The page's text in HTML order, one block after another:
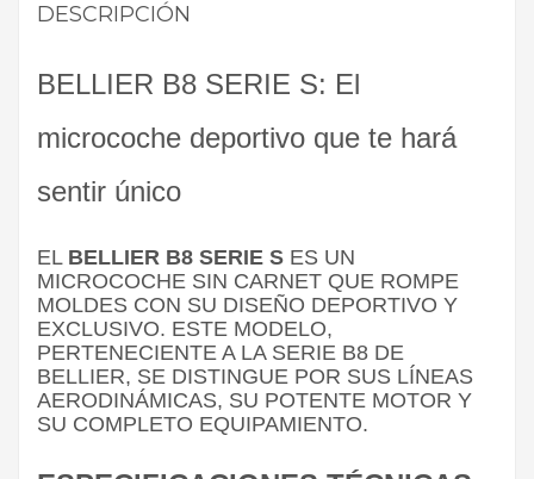
DESCRIPCIÓN
BELLIER B8 SERIE S: El
microcoche deportivo que te hará
sentir único
EL BELLIER B8 SERIE S ES UN
MICROCOCHE SIN CARNET QUE ROMPE
MOLDES CON SU DISEÑO DEPORTIVO Y
EXCLUSIVO. ESTE MODELO,
PERTENECIENTE A LA SERIE B8 DE
BELLIER, SE DISTINGUE POR SUS LÍNEAS
AERODINÁMICAS, SU POTENTE MOTOR Y
SU COMPLETO EQUIPAMIENTO.